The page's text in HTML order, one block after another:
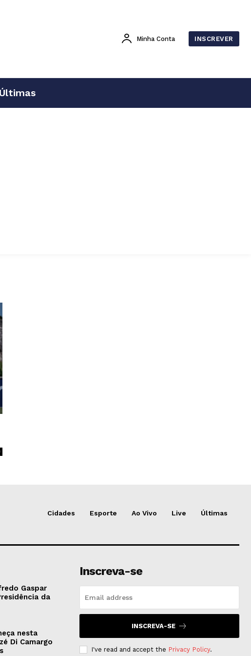
Minha Conta INSCREVER
Últimas
Cidades Esporte Ao Vivo Live Últimas
Gaspar
da
nesta
Di Camargo
Inscreva-se
INSCREVA-SE
I've read and accept the Privacy Policy.